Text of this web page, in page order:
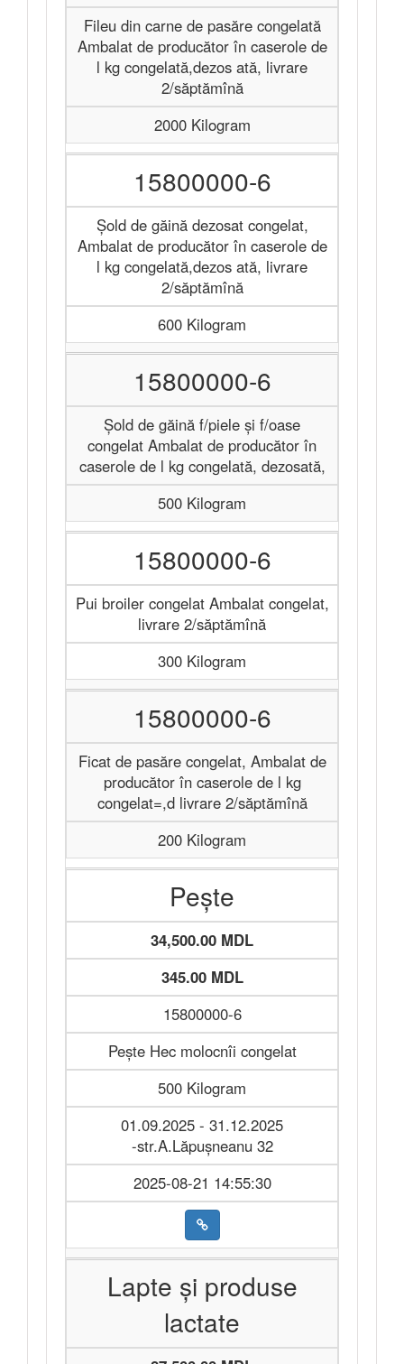
Fileu din carne de pasăre congelată
Ambalat de producător în caserole de
l kg congelată,dezos ată, livrare
2/săptămînă
2000 Kilogram
15800000-6
Șold de găină dezosat congelat,
Ambalat de producător în caserole de
l kg congelată,dezos ată, livrare
2/săptămînă
600 Kilogram
15800000-6
Șold de găină f/piele și f/oase
congelat Ambalat de producător în
caserole de l kg congelată, dezosată,
500 Kilogram
15800000-6
Pui broiler congelat Ambalat congelat,
livrare 2/săptămînă
300 Kilogram
15800000-6
Ficat de pasăre congelat, Ambalat de
producător în caserole de l kg
congelat=,d livrare 2/săptămînă
200 Kilogram
Pește
34,500.00 MDL
345.00 MDL
15800000-6
Pește Hec molocnîi congelat
500 Kilogram
01.09.2025 - 31.12.2025
-str.A.Lăpușneanu 32
2025-08-21 14:55:30
Lapte și produse
lactate